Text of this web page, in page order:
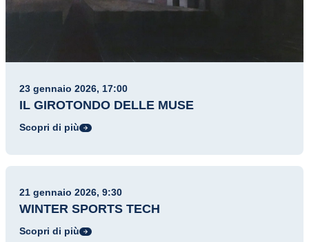
23 gennaio 2026, 17:00
IL GIROTONDO DELLE MUSE
Scopri di più
Evento
21 gennaio 2026, 9:30
WINTER SPORTS TECH
Scopri di più